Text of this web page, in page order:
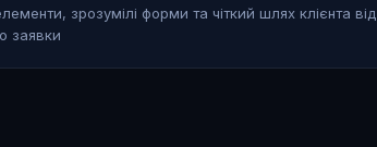
зрозумілі форми та чіткий шлях клієнта від
заявки